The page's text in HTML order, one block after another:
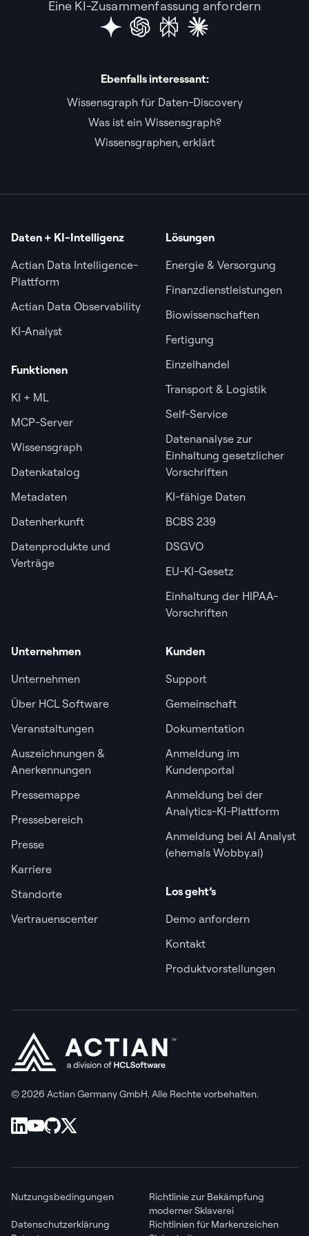
Eine KI-Zusammenfassung anfordern
Ebenfalls interessant:
Wissensgraph für Daten-Discovery
Was ist ein Wissensgraph?
Wissensgraphen, erklärt
Daten + KI-Intelligenz
Actian Data Intelligence-
Plattform
Actian Data Observability
KI-Analyst
Funktionen
KI + ML
MCP-Server
Wissensgraph
Datenkatalog
Metadaten
Datenherkunft
Datenprodukte und
Verträge
Lösungen
Energie & Versorgung
Finanzdienstleistungen
Biowissenschaften
Fertigung
Einzelhandel
Transport & Logistik
Self-Service
Datenanalyse zur
Einhaltung gesetzlicher
Vorschriften
KI-fähige Daten
BCBS 239
DSGVO
EU-KI-Gesetz
Einhaltung der HIPAA-
Vorschriften
Unternehmen
Unternehmen
Über HCL Software
Veranstaltungen
Auszeichnungen &
Anerkennungen
Pressemappe
Pressebereich
Presse
Karriere
Standorte
Vertrauenscenter
Kunden
Support
Gemeinschaft
Dokumentation
Anmeldung im
Kundenportal
Anmeldung bei der
Analytics-KI-Plattform
Anmeldung bei AI Analyst
(ehemals Wobby.ai)
Los geht’s
Demo anfordern
Kontakt
Produktvorstellungen
© 2026 Actian Germany GmbH. Alle Rechte vorbehalten.
Nutzungsbedingungen
Richtlinie zur Bekämpfung
moderner Sklaverei
Datenschutzerklärung
Richtlinien für Markenzeichen